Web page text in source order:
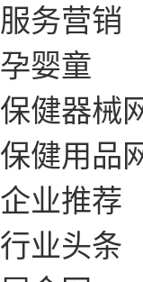
服务营销
孕婴童
保健器械
保健用品
企业推荐
行业头条